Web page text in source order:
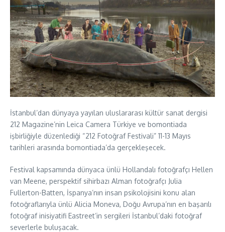
İstanbul’dan dünyaya yayılan uluslararası kültür sanat dergisi
212 Magazine’nin Leica Camera Türkiye ve bomontiada
işbirliğiyle düzenlediği “212 Fotoğraf Festivali” 11-13 Mayıs
tarihleri arasında bomontiada’da gerçekleşecek.
Festival kapsamında dünyaca ünlü Hollandalı fotoğrafçı Hellen
van Meene, perspektif sihirbazı Alman fotoğrafçı Julia
Fullerton-Batten, İspanya’nın insan psikolojisini konu alan
fotoğraflarıyla ünlü Alicia Moneva, Doğu Avrupa’nın en başarılı
fotoğraf inisiyatifi Eastreet’in sergileri İstanbul’daki fotoğraf
severlerle buluşacak.